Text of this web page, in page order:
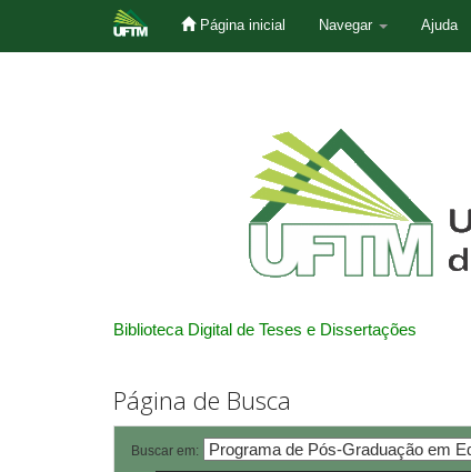
Página inicial Navegar Ajuda
Biblioteca Digital de Teses e Dissertações
Página de Busca
Buscar em: